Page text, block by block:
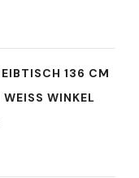
136 CM
WINKEL T